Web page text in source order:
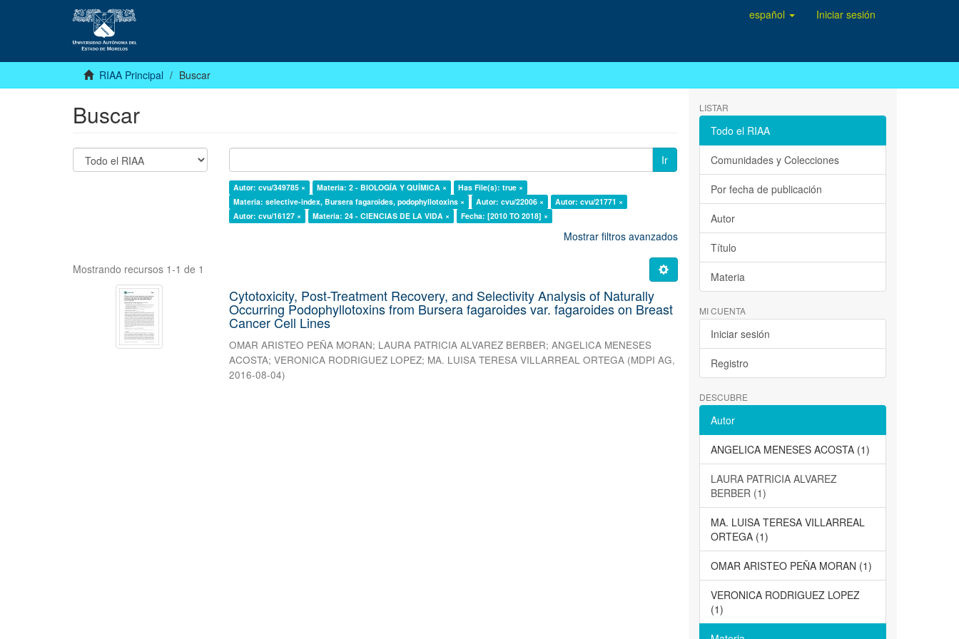
español Iniciar sesión
RIAA Principal Buscar
Buscar
Ir
Autor: cvu/349785 × Materia: 2 - BIOLOGÍA Y QUÍMICA ×
Has File(s): true ×
Materia: selective-index, Bursera fagaroides, podophyllotoxins ×
Autor: cvu/22006 ×
Autor: cvu/21771 ×
Autor: cvu/16127 ×
Materia: 24 - CIENCIAS DE LA VIDA × Fecha: [2010 TO 2018] ×
Mostrar filtros avanzados
Mostrando recursos 1-1 de 1
Cytotoxicity, Post-Treatment Recovery, and Selectivity Analysis of Naturally
Occurring Podophyllotoxins from Bursera fagaroides var. fagaroides on Breast
Cancer Cell Lines
OMAR ARISTEO PEÑA MORAN; LAURA PATRICIA ALVAREZ BERBER;ANGELICA MENESES
ACOSTA;VERONICA RODRIGUEZ LOPEZ; MA. LUISA TERESA VILLARREAL ORTEGA (MDPI AG,
2016-08-04)
LISTAR
Todo el RIAA
Comunidades y Colecciones
Por fecha de publicación
Autor
Título
Materia
MI CUENTA
Iniciar sesión
Registro
DESCUBRE
Autor
ANGELICA MENESES ACOSTA (1)
LAURA PATRICIA ALVAREZ
BERBER (1)
MA. LUISA TERESA VILLARREAL
ORTEGA (1)
OMAR ARISTEO PEÑA MORAN (1)
VERONICA RODRIGUEZ LOPEZ
(1)